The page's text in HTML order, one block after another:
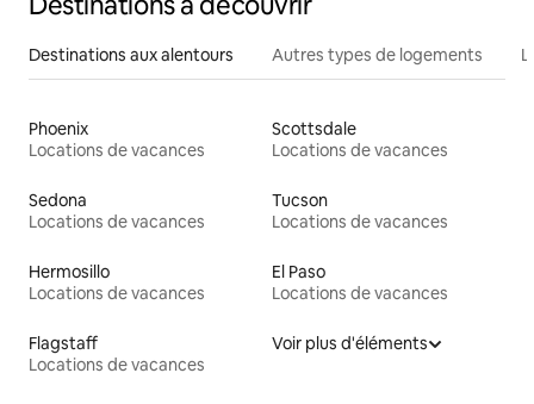
Destinations aux alentours Autres types de logements
Phoenix
Locations de vacances
Scottsdale
Locations de vacances
Sedona
Locations de vacances
Tucson
Locations de vacances
Hermosillo
Locations de vacances
El Paso
Locations de vacances
Flagstaff
Locations de vacances
Voir plus d'éléments